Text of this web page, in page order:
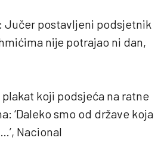
Jučer postavljeni podsjetnik
nije potrajao ni dan,
koji podsjeća na ratne
‘Daleko smo od države koja
Nacional